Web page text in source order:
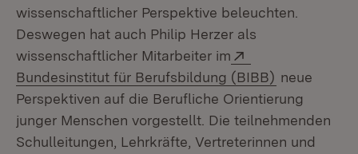
wissenschaftlicher Perspektive beleuchten.
Deswegen hat auch Philip Herzer als
wissenschaftlicher Mitarbeiter im
Bundesinstitut für Berufsbildung (BIBB) (Öffnet in
neue
Perspektiven auf die Berufliche Orientierung
junger Menschen vorgestellt. Die teilnehmenden
Schulleitungen, Lehrkräfte, Vertreterinnen und